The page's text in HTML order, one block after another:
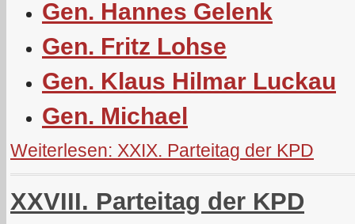
Gen. Hannes Gelenk
Gen. Fritz Lohse
Gen. Klaus Hilmar Luckau
Gen. Michael
Weiterlesen: XXIX. Parteitag der KPD
XXVIII. Parteitag der KPD